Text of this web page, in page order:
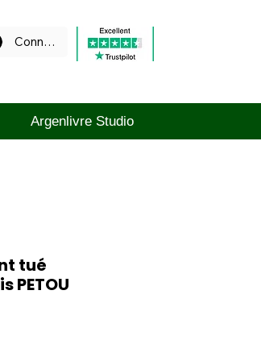
Connexion
Argenlivre Studio
tué
PETOU